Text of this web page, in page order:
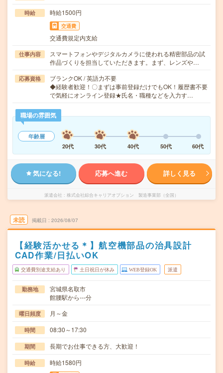
時給 時給1500円
交通費
交通費規定内支給
仕事内容
スマートフォンやデジタルカメラに使われる精密部品の試
作品づくりを担当していただきます。まず、レンズや…
応募資格
ブランクOK / 英語力不要
◆経験者歓迎！〇まずは事前登録だけでもOK！履歴書不要
で気軽にオンライン登録★氏名・職種などを入力す…
職場の雰囲気
年齢層
20代
30代 40代 50代 60代
気になる! 応募へ進む 詳しく見る
派遣会社 株式会社綜合キャリアオプション 製造事業部（全国）
未読 掲載日 2026/08/07
【経験活かせる＊】航空機部品の治具設計
CAD作業/日払いOK
交通費別途支給あり 土日祝日が休み WEB登録OK 派遣
勤務地
宮城県名取市
館腰駅から---分
曜日頻度 月～金
時間 08:30～17:30
期間 長期でお仕事できる方、大歓迎！
時給 時給1580円